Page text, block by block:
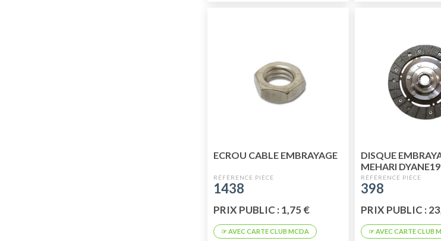
ECROU CABLE EMBRAYAGE
1438
PRIX PUBLIC : 1,75 €
DISQUE
MEHARI
JUSQU'EN 1982*
398
PRIX PUBLIC :